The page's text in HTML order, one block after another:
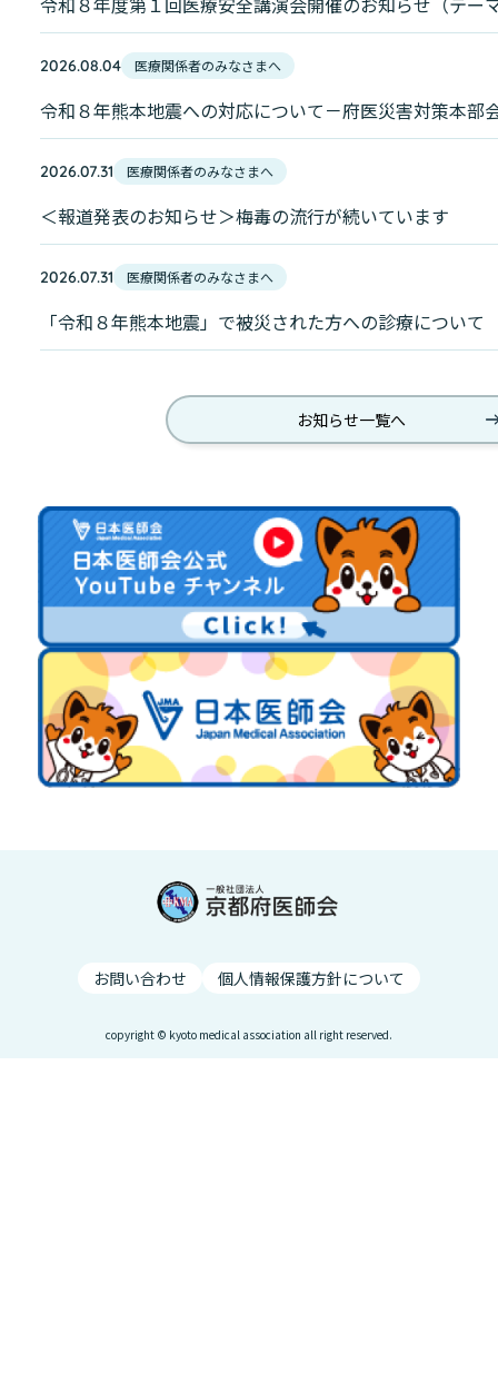
2026.08.04
令和８年熊本地震への対応について－府医災害対策本部
2026.07.31
＜報道発表のお知らせ＞梅毒の流行が続いています
2026.07.31
「令和８年熊本地震」で被災された方への診療について
お知らせ一覧へ
お問い合わせ 個人情報保護方針について
copyright © kyoto medical association all right reserved.